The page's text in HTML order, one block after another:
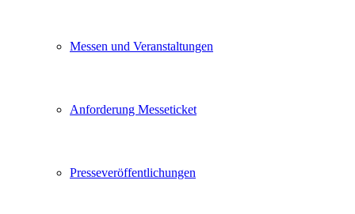
Messen und Veranstaltungen
Anforderung Messeticket
Presseveröffentlichungen